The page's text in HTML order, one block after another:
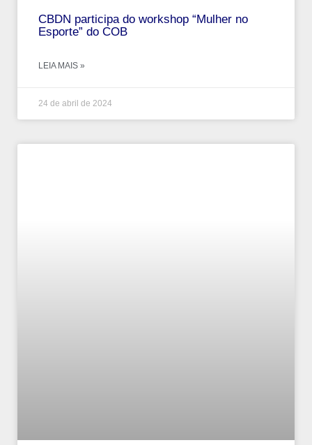
CBDN participa do workshop “Mulher no
Esporte” do COB
LEIA MAIS »
24 de abril de 2024